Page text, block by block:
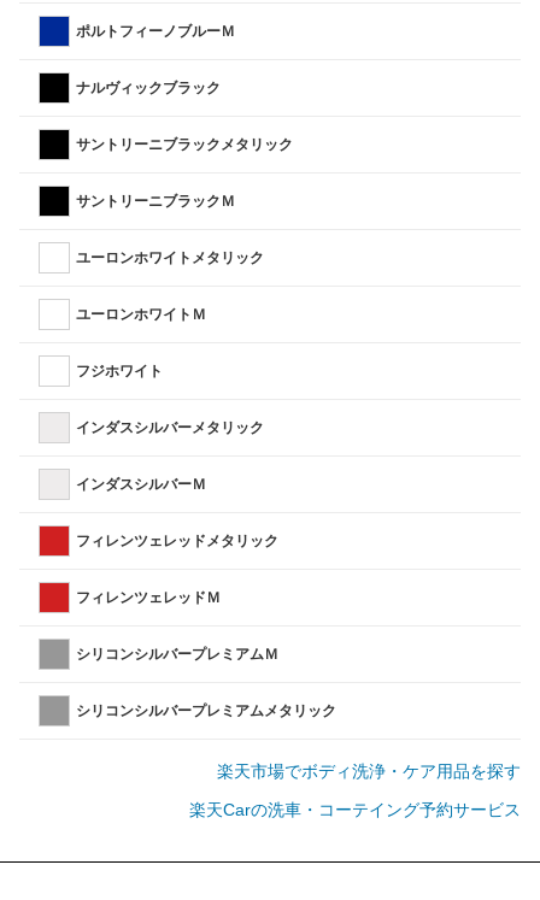
ポルトフィーノブルーＭ
ナルヴィックブラック
サントリーニブラックメタリック
サントリーニブラックＭ
ユーロンホワイトメタリック
ユーロンホワイトＭ
フジホワイト
インダスシルバーメタリック
インダスシルバーＭ
フィレンツェレッドメタリック
フィレンツェレッドＭ
シリコンシルバープレミアムＭ
シリコンシルバープレミアムメタリック
楽天市場でボディ洗浄・ケア用品を探す
楽天Carの洗車・コーテイング予約サービス